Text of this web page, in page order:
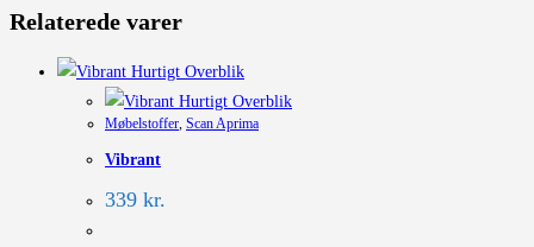
Relaterede varer
Hurtigt Overblik
Hurtigt Overblik
Møbelstoffer, Scan Aprima
Vibrant
339 kr.